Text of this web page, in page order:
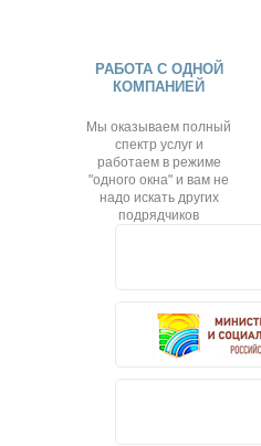
РАБОТА С ОДНОЙ
КОМПАНИЕЙ
Мы оказываем полный
спектр услуг и
работаем в режиме
"одного окна" и вам не
надо искать других
подрядчиков